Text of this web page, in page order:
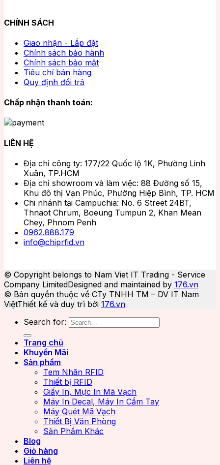
CHÍNH SÁCH
Giao nhận - Lắp đặt
Chính sách bảo hành
Chính sách bảo mật
Tiêu chí bán hàng
Quy định đổi trả
Chấp nhận thanh toán:
LIÊN HỆ
Địa chỉ công ty: 177/22 Quốc lộ 1K, Phường Linh
Xuân, TP.HCM
Địa chỉ showroom và làm việc: 88 Đường số 15,
Khu đô thị Vạn Phúc, Phường Hiệp Bình, TP. HCM
Chi nhánh tại Campuchia: No. 6 Street 24BT,
Thnaot Chrum, Boeung Tumpun 2, Khan Mean
Chey, Phnom Penh
0962.888.179
info@chiprfid.vn
© Copyright belongs to Nam Viet IT Trading - Service
Company LimitedDesigned and maintained by 176.vn
© Bản quyền thuộc về CTy TNHH TM – DV IT Nam
ViệtThiết kế và duy trì bởi 176.vn
Search for:
Trang chủ
Khuyến Mãi
Sản phẩm
Tem Nhãn RFID
Thiết bị RFID
Giấy In, Mực In Mã Vạch
Máy In Decal, Máy In Cầm Tay
Máy Quét Mã Vạch
Thiết Bị Văn Phòng
Sản Phẩm Khác
Blog
Giỏ hàng
Liên hệ